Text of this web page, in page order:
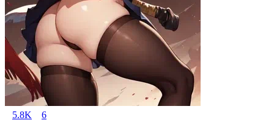
5.8K 6